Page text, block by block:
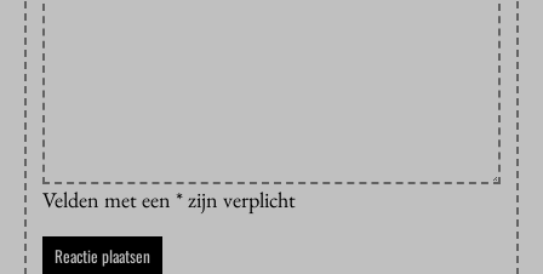
Velden met een * zijn verplicht